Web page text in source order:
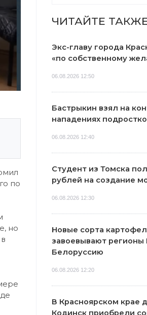
по
но
ЧИТАЙТЕ
Экс-главу города
«по собственному
06.08.2026 12:50
Бастрыкин взял на
нападениях
06.08.2026 12:40
Студент из Томска
рублей на создание
06.08.2026 12:30
Новые сорта
завоевывают регионы
Белоруссию
06.08.2026 12:20
В Красноярском крае
Кодинск приобрели